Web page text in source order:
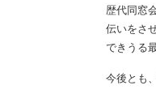
歴代同窓
伝いをさ
できうる
今後とも